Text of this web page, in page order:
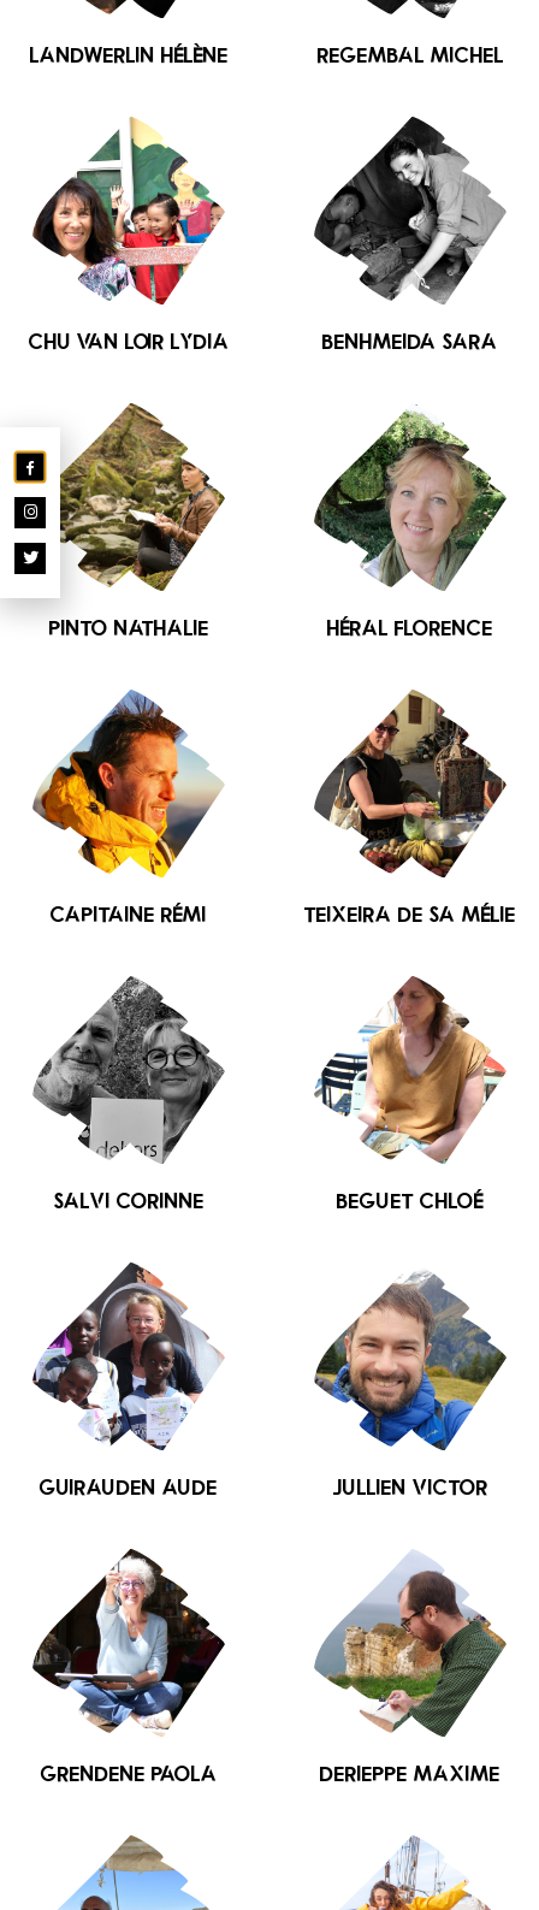
LANDWERLIN Hélène REGEMBAL Michel
CHU VAN LOIR Lydia BENHMEIDA Sara
PINTO Nathalie HÉRAL Florence
CAPITAINE Rémi TEIXEIRA DE SA Mélie
SALVI Corinne BEGUET Chloé
GUIRAUDEN Aude JULLIEN Victor
GRENDENE Paola DERIEPPE Maxime